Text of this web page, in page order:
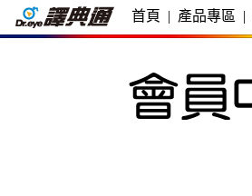
首頁 | 產品專區 |